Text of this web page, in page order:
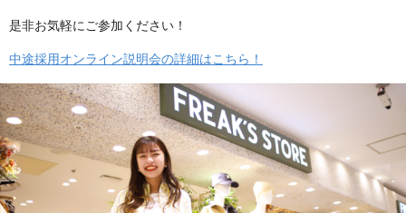
是非お気軽にご参加ください！
中途採用オンライン説明会の詳細はこちら！